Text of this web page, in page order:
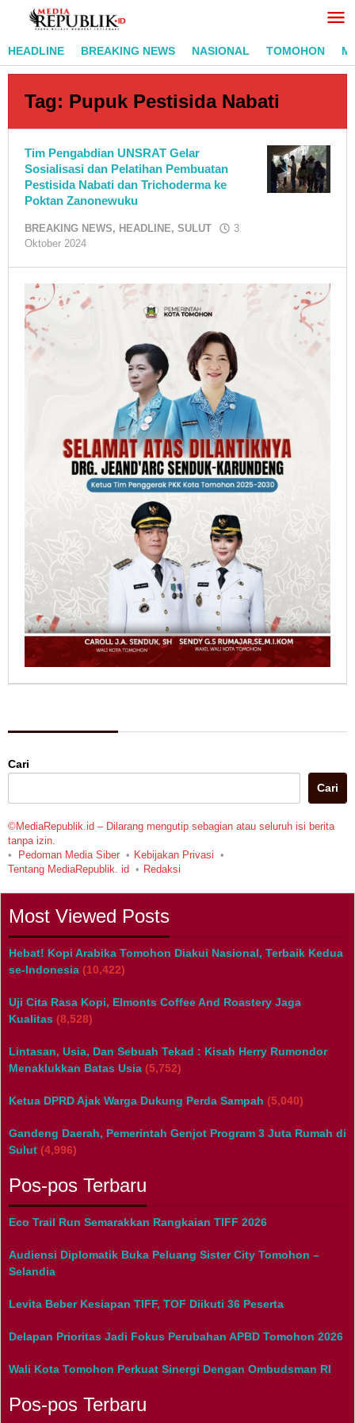
Lewati
HEADLINE
BREAKING NEWS NASIONAL TOMOHON
Tag: Pupuk Pestisida Nabati
Tim Pengabdian UNSRAT Gelar
Sosialisasi dan Pelatihan Pembuatan
Pestisida Nabati dan Trichoderma ke
Poktan Zanonewuku
BREAKING NEWS, HEADLINE, SULUT
3
Oktober 2024
Adi
Pontoan
Cari
Cari
©MediaRepublik.id – Dilarang mengutip sebagian atau seluruh isi berita
tanpa izin.
Pedoman Media Siber
Kebijakan Privasi
Tentang MediaRepublik. id
Redaksi
Most Viewed Posts
Hebat! Kopi Arabika Tomohon Diakui Nasional, Terbaik Kedua
se-Indonesia (10,422)
Uji Cita Rasa Kopi, Elmonts Coffee And Roastery Jaga
Kualitas (8,528)
Lintasan, Usia, Dan Sebuah Tekad : Kisah Herry Rumondor
Menaklukkan Batas Usia (5,752)
Ketua DPRD Ajak Warga Dukung Perda Sampah (5,040)
Gandeng Daerah, Pemerintah Genjot Program 3 Juta Rumah di
Sulut (4,996)
Pos-pos Terbaru
Eco Trail Run Semarakkan Rangkaian TIFF 2026
Audiensi Diplomatik Buka Peluang Sister City Tomohon –
Selandia
Levita Beber Kesiapan TIFF, TOF Diikuti 36 Peserta
Delapan Prioritas Jadi Fokus Perubahan APBD Tomohon 2026
Wali Kota Tomohon Perkuat Sinergi Dengan Ombudsman RI
Pos-pos Terbaru